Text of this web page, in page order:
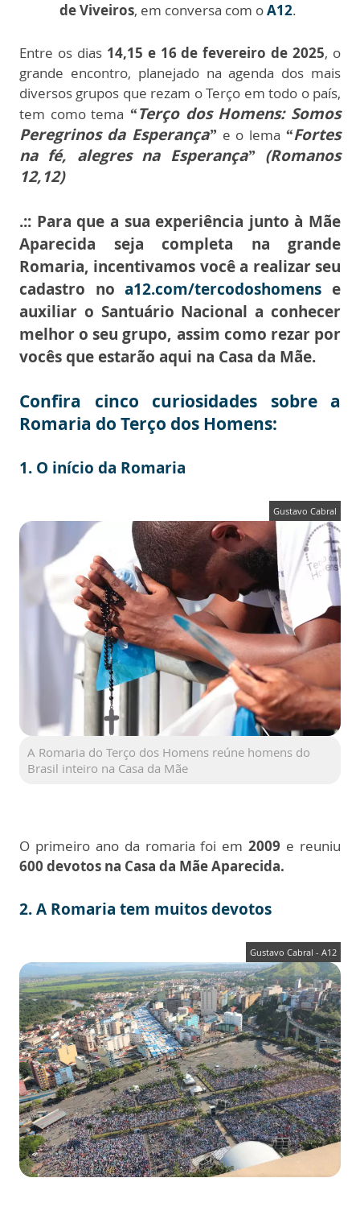
de Viveiros, em conversa com oA12.
Entre os dias 14,15 e 16 de fevereiro de 2025, o
grande encontro, planejado na agenda dos mais
diversos grupos que rezam o Terço em todo o país,
tem como tema “Terço dos Homens: Somos
Peregrinos da Esperança” e o lema “Fortes
na fé, alegres na Esperança” (Romanos
12,12)
.:: Para que a sua experiência junto à Mãe
Aparecida seja completa na grande
Romaria, incentivamos você a realizar seu
cadastro noa12.com/tercodoshomens e
auxiliar o Santuário Nacional a conhecer
melhor o seu grupo, assim como rezar por
vocês que estarão aqui na Casa da Mãe.
Confira cinco curiosidades sobre a
Romaria do Terço dos Homens:
1. O início da Romaria
Gustavo Cabral
A Romaria do Terço dos Homens reúne homens do
Brasil inteiro na Casa da Mãe
O primeiro ano da romaria foi em2009 e reuniu
600 devotos na Casa da Mãe Aparecida.
2.A Romaria tem muitos devotos
Gustavo Cabral - A12